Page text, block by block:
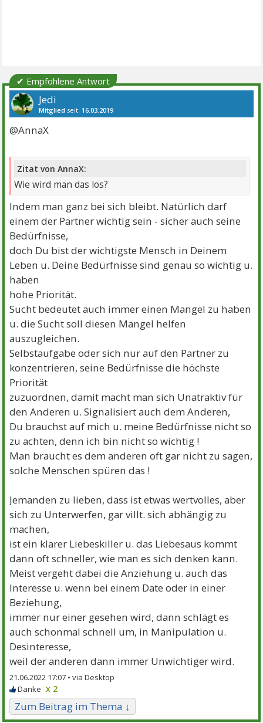
✔ Empfohlene Antwort
Jedi
Mitglied seit: 16.03.2019
@AnnaX
Zitat von AnnaX:
Wie wird man das los?
Indem man ganz bei sich bleibt. Natürlich darf
einem der Partner wichtig sein - sicher auch seine
Bedürfnisse,
doch Du bist der wichtigste Mensch in Deinem
Leben u. Deine Bedürfnisse sind genau so wichtig u.
haben
hohe Priorität.
Sucht bedeutet auch immer einen Mangel zu haben
u. die Sucht soll diesen Mangel helfen
auszugleichen.
Selbstaufgabe oder sich nur auf den Partner zu
konzentrieren, seine Bedürfnisse die höchste
Priorität
zuzuordnen, damit macht man sich Unatraktiv für
den Anderen u. Signalisiert auch dem Anderen,
Du brauchst auf mich u. meine Bedürfnisse nicht so
zu achten, denn ich bin nicht so wichtig !
Man braucht es dem anderen oft gar nicht zu sagen,
solche Menschen spüren das !
Jemanden zu lieben, dass ist etwas wertvolles, aber
sich zu Unterwerfen, gar villt. sich abhängig zu
machen,
ist ein klarer Liebeskiller u. das Liebesaus kommt
dann oft schneller, wie man es sich denken kann.
Meist vergeht dabei die Anziehung u. auch das
Interesse u. wenn bei einem Date oder in einer
Beziehung,
immer nur einer gesehen wird, dann schlägt es
auch schonmal schnell um, in Manipulation u.
Desinteresse,
weil der anderen dann immer Unwichtiger wird.
21.06.2022 17:07 •
x 2
Zum Beitrag im Thema ↓